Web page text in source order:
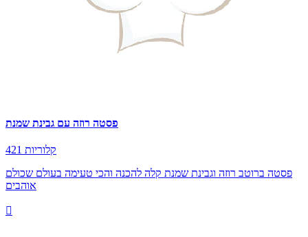
פסטה רוזה עם גבינת שמנת
421 קלוריות
פסטה ברוטב רוזה וגבינת שמנת קלה להכנה והכי טעימה בעולם שכולם
אוהבים
